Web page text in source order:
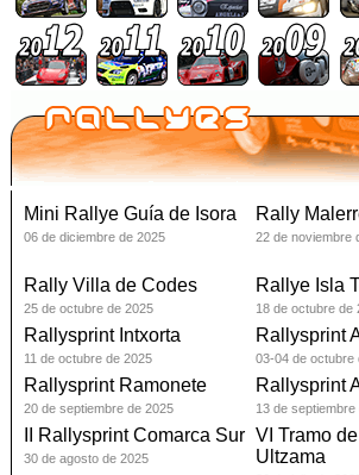
Mini Rallye Guía de Isora
06 de diciembre de 2025
Rally
22 de noviembre
Rally Villa de Codes
25 de octubre de 2025
Rallye Isla
18 de octubre de
Rallysprint Intxorta
11 de octubre de 2025
Rallysprint
03-04 de octubre
Rallysprint Ramonete
20 de septiembre de 2025
Rallysprint
13 de septiembre
II Rallysprint Comarca Sur
30 de agosto de 2025
VI Tramo
Ultzama